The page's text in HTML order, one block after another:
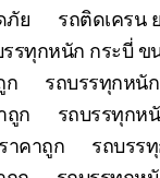
ภัย
รถติดเครน
รรทุกหนัก กระบี่ ข
ก
รถบรรทุกหนั
ถูก
รถบรรทุกห
าคาถูก
รถบรร